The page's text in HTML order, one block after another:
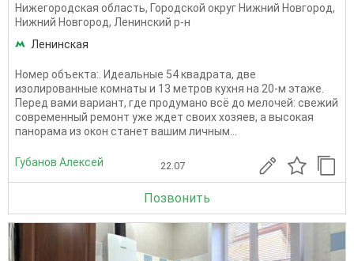
Нижегородская область, Городской округ Нижний Новгород,
Нижний Новгород, Ленинский р-н
Ленинская
Номер объекта:. Идеальные 54 квадрата, две
изолированные комнаты и 13 метров кухня на 20-м этаже.
Перед вами вариант, где продумано всё до мелочей: свежий
современный ремонт уже ждет своих хозяев, а высокая
панорама из окон станет вашим личным...
Губанов Алексей 22.07
Позвонить